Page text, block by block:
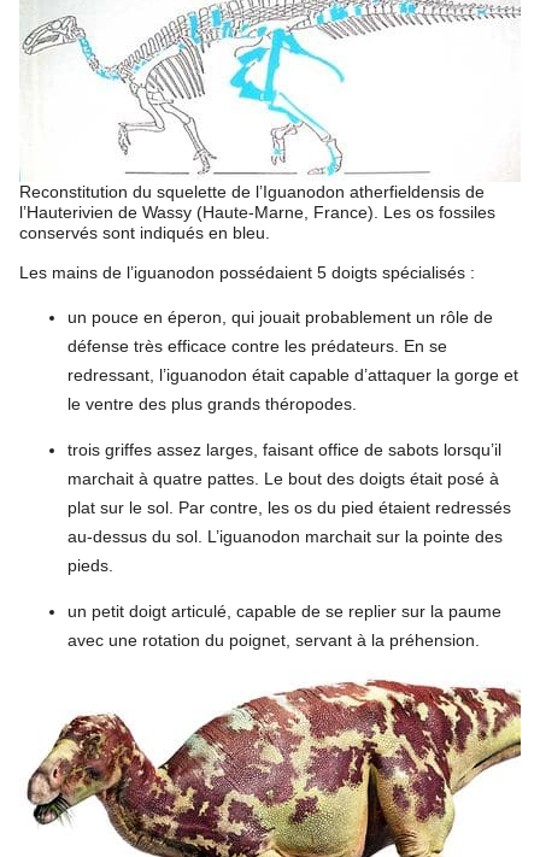
Reconstitution du squelette de l’Iguanodon atherfieldensis de
l’Hauterivien de Wassy (Haute-Marne, France). Les os fossiles
conservés sont indiqués en bleu.
Les mains de l’iguanodon possédaient 5 doigts spécialisés :
un pouce en éperon, qui jouait probablement un rôle de
défense très efficace contre les prédateurs. En se
redressant, l’iguanodon était capable d’attaquer la gorge et
le ventre des plus grands théropodes.
trois griffes assez larges, faisant office de sabots lorsqu’il
marchait à quatre pattes. Le bout des doigts était posé à
plat sur le sol. Par contre, les os du pied étaient redressés
au-dessus du sol. L’iguanodon marchait sur la pointe des
pieds.
un petit doigt articulé, capable de se replier sur la paume
avec une rotation du poignet, servant à la préhension.